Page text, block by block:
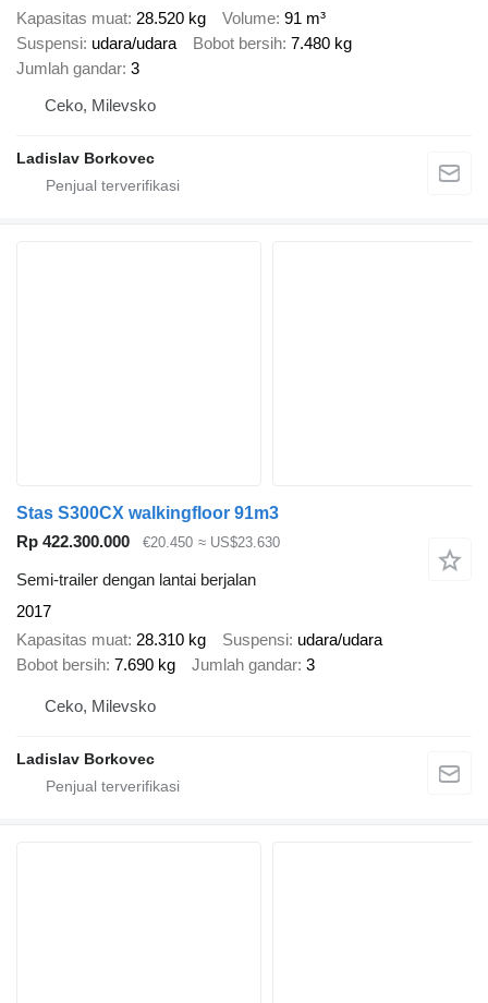
Kapasitas muat 28.520 kg Volume 91 m³
Suspensi udara/udara Bobot bersih 7.480 kg
Jumlah gandar 3
Ceko, Milevsko
Ladislav Borkovec
Stas S300CX walkingfloor 91m3
Rp 422.300.000
€20.450 ≈ US$23.630
Semi-trailer dengan lantai berjalan
2017
Kapasitas muat 28.310 kg Suspensi udara/udara
Bobot bersih 7.690 kg Jumlah gandar 3
Ceko, Milevsko
Ladislav Borkovec